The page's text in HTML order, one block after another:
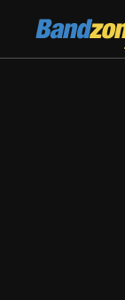
Bandzone.cz
žijeme hudbou